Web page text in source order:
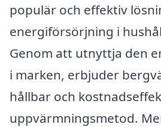
populär och effektiv
energiförsörjning i
Genom att utnyttja den
i marken, erbjuder
hållbar och
uppvärmningsmetod.